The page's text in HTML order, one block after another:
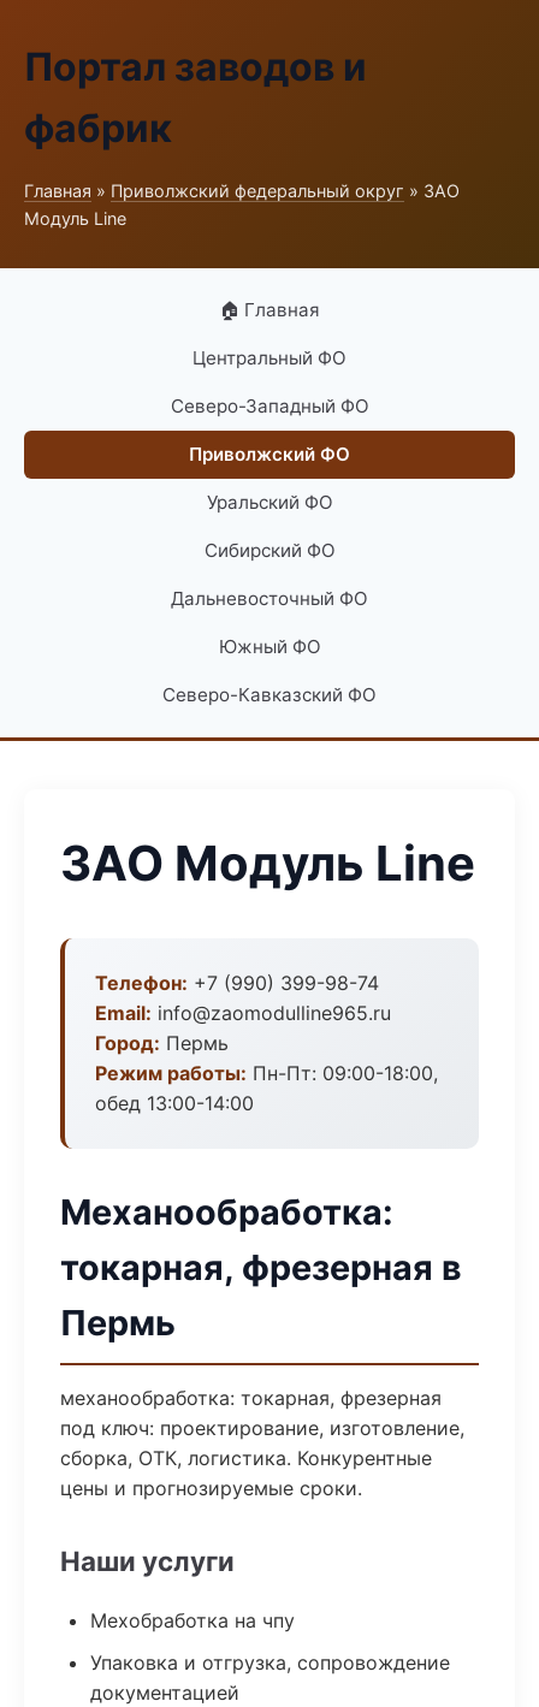
Портал заводов и
фабрик
Главная » Приволжский федеральный округ » ЗАО
Модуль Line
🏠 Главная
Центральный ФО
Северо-Западный ФО
Приволжский ФО
Уральский ФО
Сибирский ФО
Дальневосточный ФО
Южный ФО
Северо-Кавказский ФО
ЗАО Модуль Line
Телефон: +7 (990) 399-98-74
Email: info@zaomodulline965.ru
Город: Пермь
Режим работы: Пн-Пт: 09:00-18:00,
обед 13:00-14:00
Механообработка:
токарная, фрезерная в
Пермь
механообработка: токарная, фрезерная
под ключ: проектирование, изготовление,
сборка, ОТК, логистика. Конкурентные
цены и прогнозируемые сроки.
Наши услуги
Мехобработка на чпу
Упаковка и отгрузка, сопровождение
документацией